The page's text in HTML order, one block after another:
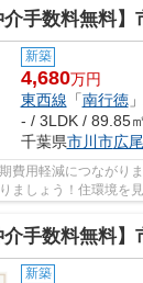
手数料無料】市川市
新築
4,680万円
東西線 「南行徳
- / 3LDK / 89.85㎡
千葉県市川市広尾
費用軽減につながり
ましょう！住環境を
手数料無料】市川市
新築